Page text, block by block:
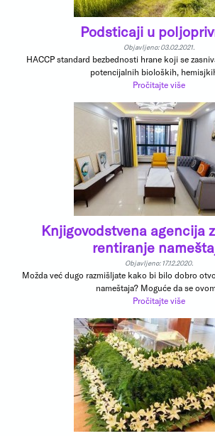
Podsticaji u
Objavljeno: 03.02.2021.
HACCP standard bezbednosti hrane koji se
potencijalnih bioloških,
Pročitajte više
Knjigovodstvena agencija
rentiranje
Objavljeno: 17.12.2020.
Možda već dugo razmišljate kako bi bilo dobro
nameštaja? Moguće da se
Pročitajte više